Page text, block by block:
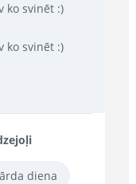
ko svinēt :)
ko svinēt :)
diena